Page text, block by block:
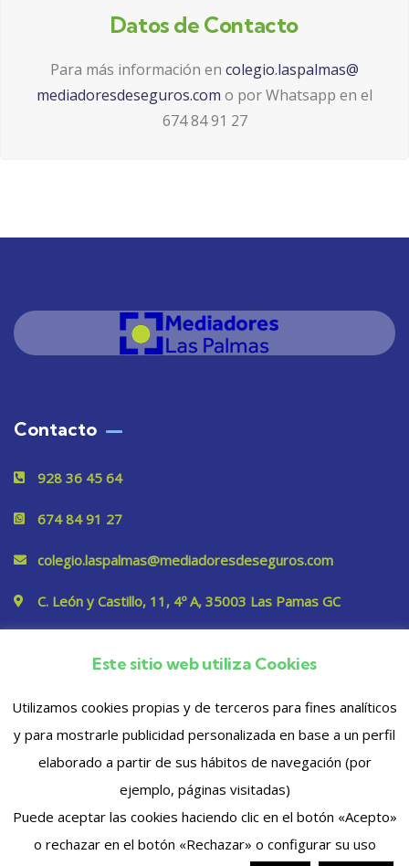
Datos de Contacto
Para más información en colegio.laspalmas@
mediadoresdeseguros.com o por Whatsapp en el
674 84 91 27
Contacto
928 36 45 64
674 84 91 27
colegio.laspalmas@mediadoresdeseguros.com
C. León y Castillo, 11, 4º A, 35003 Las Pamas GC
Privacidad
© 2023 Copyrights. Todos los derechos reservados
Este sitio web utiliza Cookies
Utilizamos cookies propias y de terceros para fines analíticos
y para mostrarle publicidad personalizada en base a un perfil
elaborado a partir de sus hábitos de navegación (por
ejemplo, páginas visitadas)
Puede aceptar las cookies haciendo clic en el botón «Acepto»
o rechazar en el botón «Rechazar» o configurar su uso